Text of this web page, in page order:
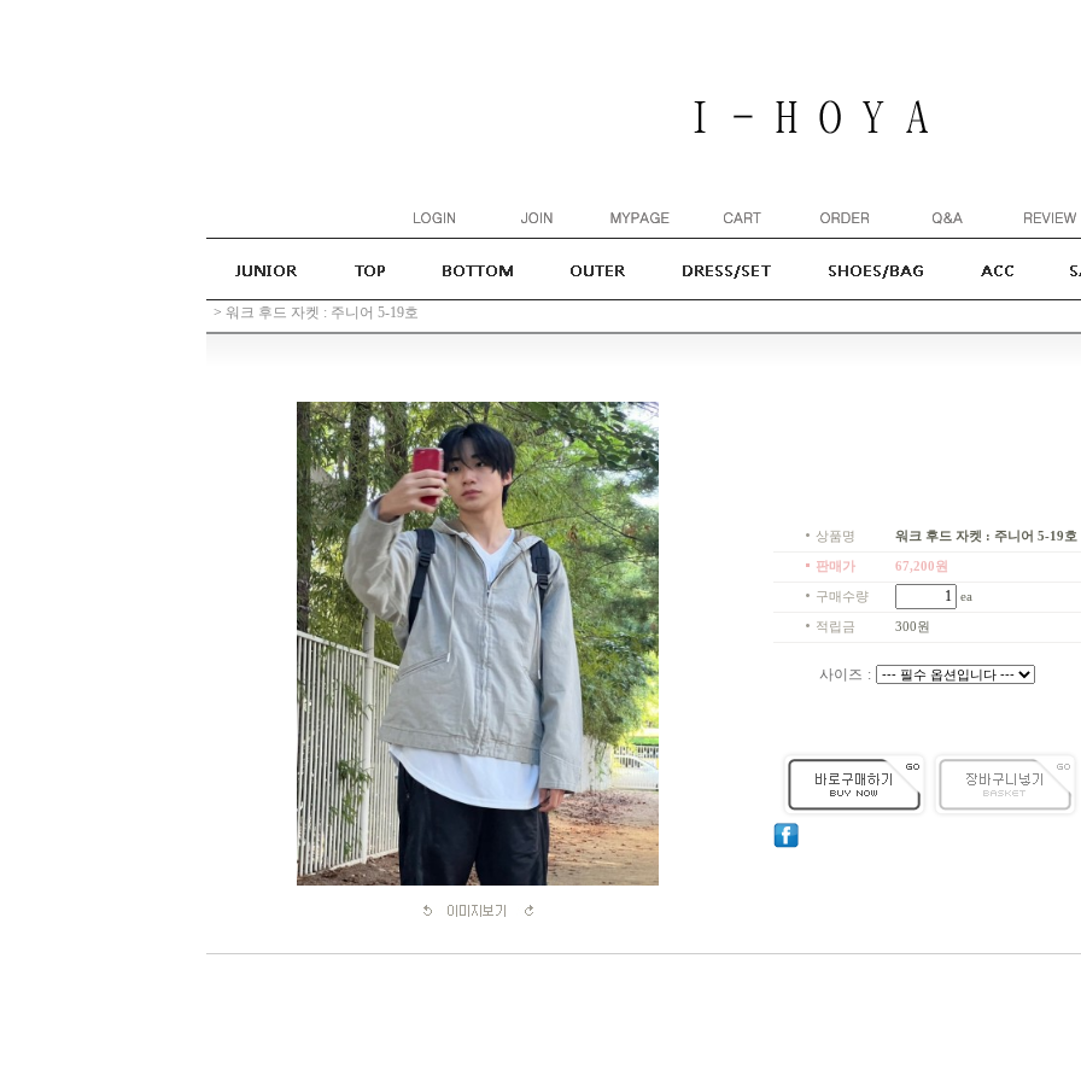
> 워크 후드 자켓 : 주니어 5-19호
상품명 워크 후드 자켓 : 주니어 5-19호
판매가 67,200원
구매수량 ea
적립금 300원
사이즈 :